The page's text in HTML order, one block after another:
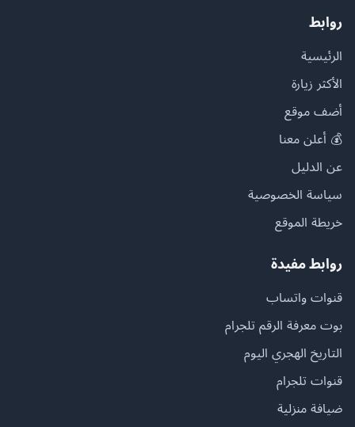
روابط
الرئيسية
الأكثر زيارة
أضف موقع
💰 أعلن معنا
عن الدليل
سياسة الخصوصية
خريطة الموقع
روابط مفيدة
قنوات واتساب
بوت معرفة الرقم تلجرام
التاريخ الهجري اليوم
قنوات تلجرام
ضيافة منزلية